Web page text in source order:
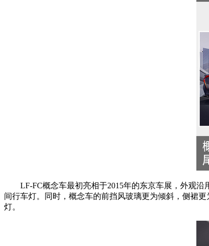
LF-FC概念车最初亮相于2015年的东京车展，外观
间行车灯。同时，概念车的前挡风玻璃更为倾斜，侧裙
灯。